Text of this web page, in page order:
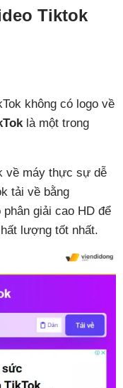
Tiktok
không có logo về
là một trong
về máy thực sự dễ
tải về bằng
giải cao HD để
lượng tốt nhất.